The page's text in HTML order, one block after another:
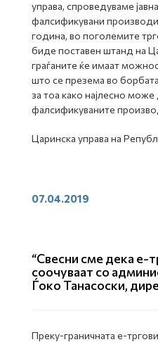
управа, спроведуваме
фалсификувани
година, во поголемите
биде поставен штанд на
граѓаните ќе имаат
што се презема во
за тоа како најлесно може
фалсификуваните
Царинска управа на
07.04.2019
“Свесни сме дека е-
соочуваат со
Ѓоко Танасоски,
Преку-граничната е-